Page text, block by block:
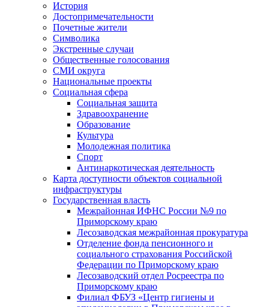
История
Достопримечательности
Почетные жители
Символика
Экстренные случаи
Общественные голосования
СМИ округа
Национальные проекты
Социальная сфера
Социальная защита
Здравоохранение
Образование
Культура
Молодежная политика
Спорт
Антинаркотическая деятельность
Карта доступности объектов социальной
инфраструктуры
Государственная власть
Межрайонная ИФНС России №9 по
Приморскому краю
Лесозаводская межрайонная прокуратура
Отделение фонда пенсионного и
социального страхования Российской
Федерации по Приморскому краю
Лесозаводский отдел Росреестра по
Приморскому краю
Филиал ФБУЗ «Центр гигиены и